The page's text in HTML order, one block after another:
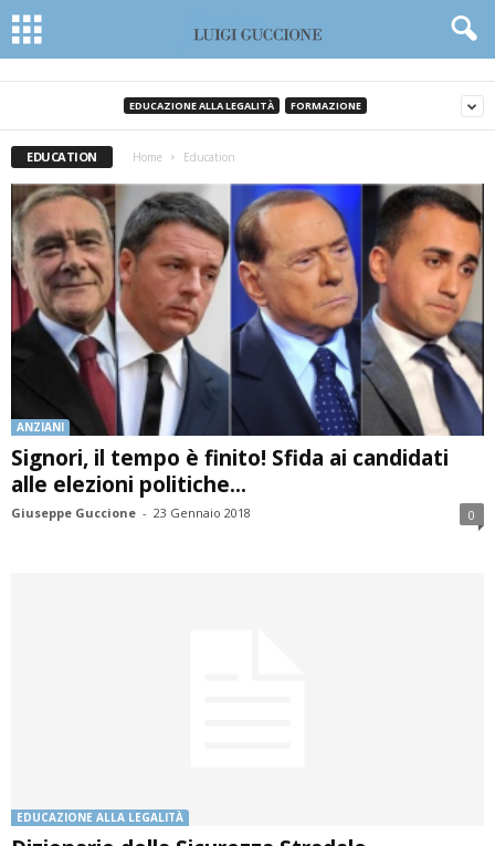
EDUCAZIONE ALLA LEGALITÀ FORMAZIONE
EDUCATION Home Education
ANZIANI
Signori, il tempo è finito! Sfida ai candidati
alle elezioni politiche...
Giuseppe Guccione - 23 Gennaio 2018 0
EDUCAZIONE ALLA LEGALITÀ